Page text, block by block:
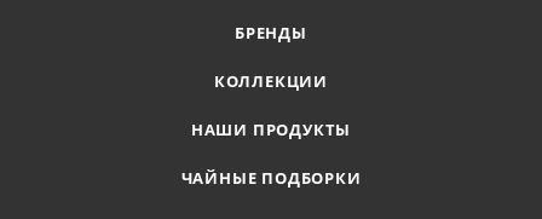
БРЕНДЫ
КОЛЛЕКЦИИ
НАШИ ПРОДУКТЫ
ЧАЙНЫЕ ПОДБОРКИ